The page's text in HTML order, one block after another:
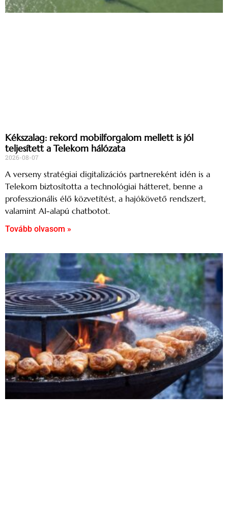
Kékszalag: rekord mobilforgalom mellett is jól
teljesített a Telekom hálózata
2026-08-07
A verseny stratégiai digitalizációs partnereként idén is a
Telekom biztosította a technológiai hátteret, benne a
professzionális élő közvetítést, a hajókövető rendszert,
valamint AI-alapú chatbotot.
Tovább olvasom »